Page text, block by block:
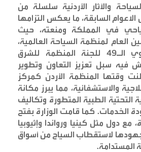
والآثار الأردنية سلسلة من
الاعوام السابقة، ما يعكس التزامها
في المملكة ومنعته، حيث
العام لمنظمة السياحة العالمية،
في الاجتماع السنوي الـ49 للجنة المنظمة للشرق
فيه سبل تعزيز التعاون وتطوير
وقتها المنظمة الأردن كمركز
والاستشفائية، مما يبرز مكانة
التحتية الطبية المتطورة وتكاليف
الخدمات. كما قامت الوزارة بفتح
مع دول مثل كينيا ورواندا وإثيوبيا
لاستقطاب السياح من أسواق
المستدامة.